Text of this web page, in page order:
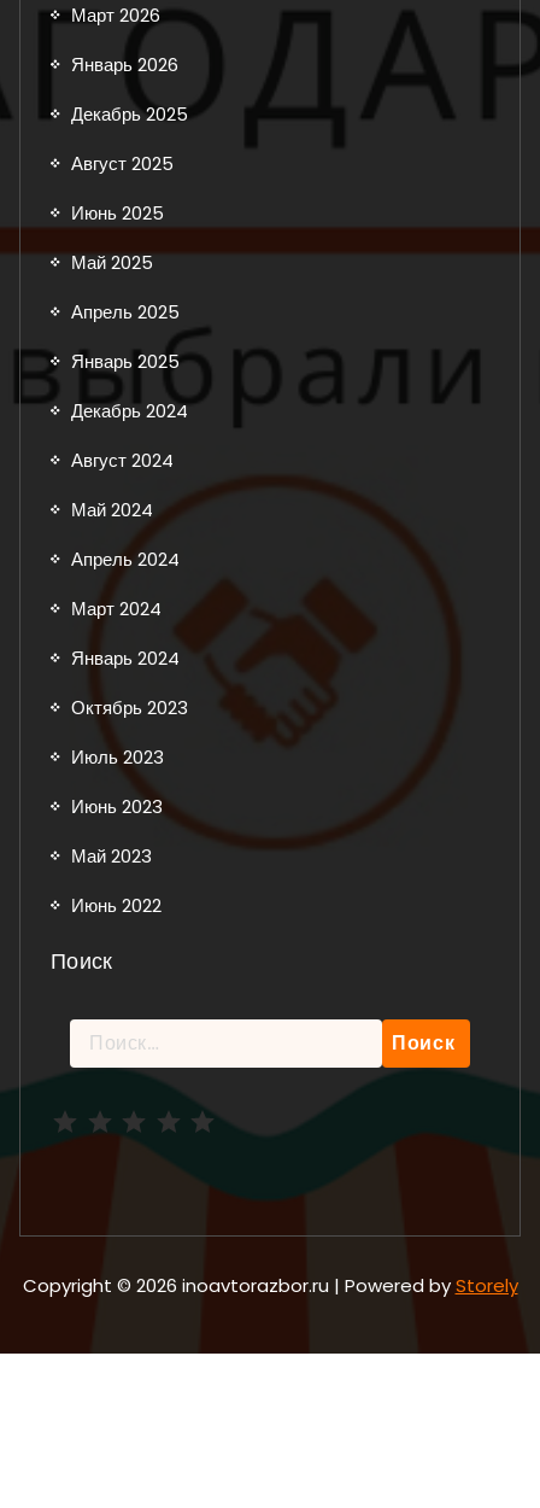
Март 2026
Январь 2026
Декабрь 2025
Август 2025
Июнь 2025
Май 2025
Апрель 2025
Январь 2025
Декабрь 2024
Август 2024
Май 2024
Апрель 2024
Март 2024
Январь 2024
Октябрь 2023
Июль 2023
Июнь 2023
Май 2023
Июнь 2022
Поиск
Найти:
Copyright © 2026 inoavtorazbor.ru | Powered byStorely